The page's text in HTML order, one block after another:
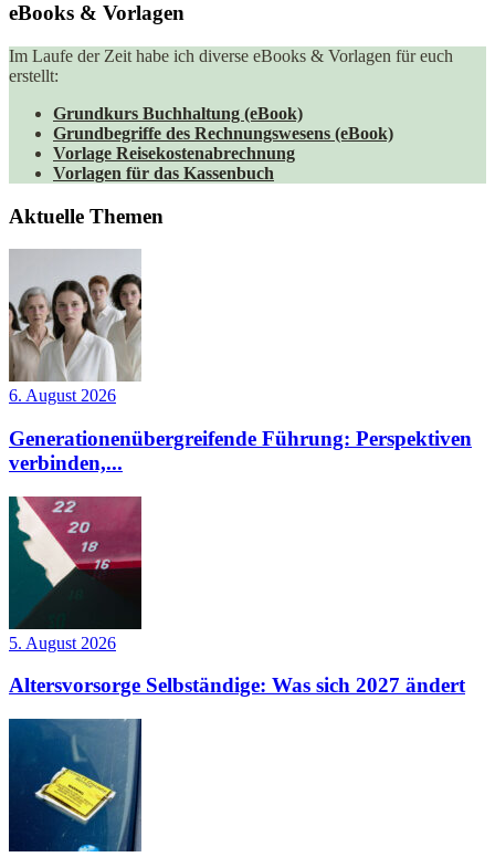
eBooks & Vorlagen
Im Laufe der Zeit habe ich diverse eBooks & Vorlagen für euch
erstellt:
Grundkurs Buchhaltung (eBook)
Grundbegriffe des Rechnungswesens (eBook)
Vorlage Reisekostenabrechnung
Vorlagen für das Kassenbuch
Aktuelle Themen
6. August 2026
Generationenübergreifende Führung: Perspektiven
verbinden,...
5. August 2026
Altersvorsorge Selbständige: Was sich 2027 ändert